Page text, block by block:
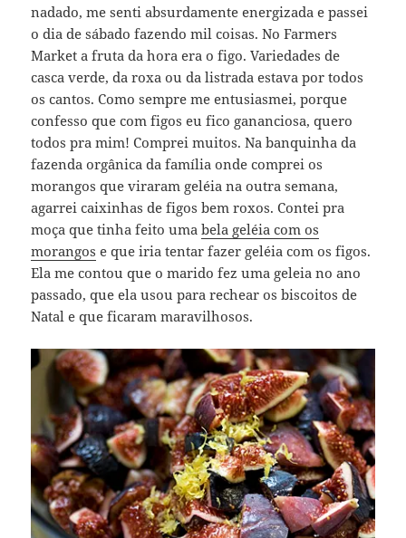
nadado, me senti absurdamente energizada e passei
o dia de sábado fazendo mil coisas. No Farmers
Market a fruta da hora era o figo. Variedades de
casca verde, da roxa ou da listrada estava por todos
os cantos. Como sempre me entusiasmei, porque
confesso que com figos eu fico gananciosa, quero
todos pra mim! Comprei muitos. Na banquinha da
fazenda orgânica da família onde comprei os
morangos que viraram geléia na outra semana,
agarrei caixinhas de figos bem roxos. Contei pra
moça que tinha feito umabela geléia com os
morangos e que iria tentar fazer geléia com os figos.
Ela me contou que o marido fez uma geleia no ano
passado, que ela usou para rechear os biscoitos de
Natal e que ficaram maravilhosos.